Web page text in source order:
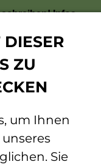
Infos
Ideen
01.02.2015
ZU
um Ihnen
Sie